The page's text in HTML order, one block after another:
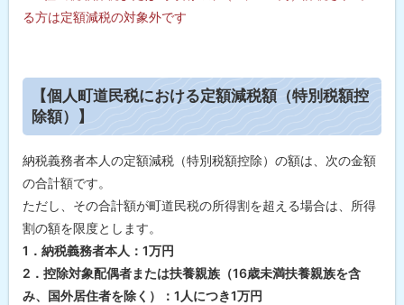
道
お
る
定
額
減
税
額
特
別
税
額
控
除
額
る方は定額減税の対象外です
ッ
プ
に
戻
る
【個人町道民税における定額減税額（特別税額控
除額）】
納税義務者本人の定額減税（特別税額控除）の額は、次の金額
の合計額です。
ただし、その合計額が町道民税の所得割を超える場合は、所得
割の額を限度とします。
1．納税義務者本人：1万円
2．控除対象配偶者または扶養親族（16歳未満扶養親族を含
み、国外居住者を除く）：1人につき1万円